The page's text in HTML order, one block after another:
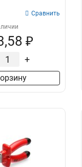
Сравнить
₽
+